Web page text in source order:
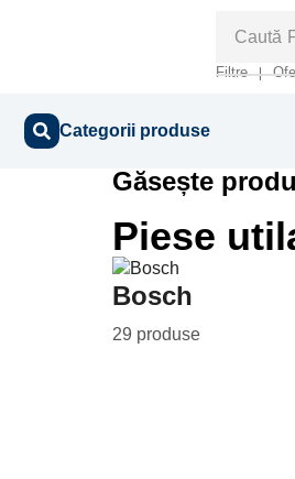
Caută
Filtre ❘
Categorii produse
Găsește
Piese
Bosch
29 produse